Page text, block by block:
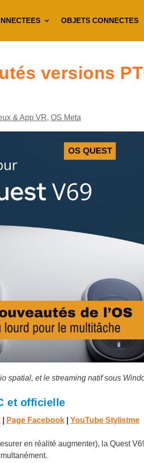
OBJETS CONNECTES
versions
& App VR, OS Meta
spatial, et le streaming natif sous
et officielle
Page Facebook YouTube Stylistme
en réalité augmenter), la Quest